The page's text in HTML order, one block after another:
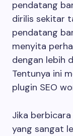
pendatang
dirilis sekitar
pendatang
menyita
dengan lebih
Tentunya ini
plugin SEO
Jika
yang sangat